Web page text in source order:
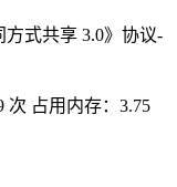
式共享 3.0》协议-
次 占用内存：3.75